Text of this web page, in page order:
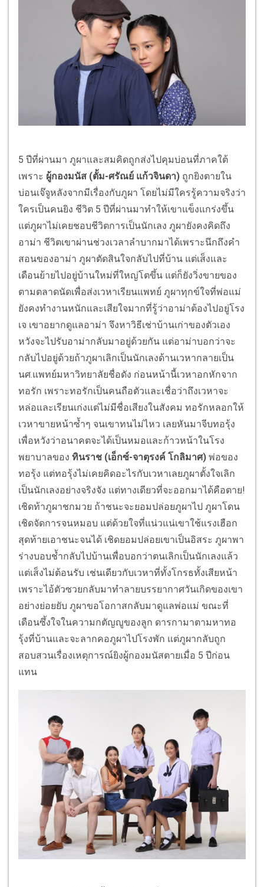
5 ปีที่ผ่านมา ภูผาและสมคิดถูกส่งไปคุมบ่อนที่ภาคใต้
เพราะ ผู้กองมนัส (ตั้ม-ศรัณย์ แก้วจินดา) ถูกยิงตายใน
บ่อนเจ๊จูหลังจากมีเรื่องกับภูผา โดยไม่มีใครรู้ความจริงว่า
ใครเป็นคนยิง ชีวิต 5 ปีที่ผ่านมาทำให้เขาแข็งแกร่งขึ้น
แต่ภูผาไม่เคยชอบชีวิตการเป็นนักเลง ภูผายังคงคิดถึง
อาม่า ชีวิตเขาผ่านช่วงเวลาลำบากมาได้เพราะนึกถึงคำ
สอนของอาม่า ภูผาตัดสินใจกลับไปที่บ้าน แต่เส็งและ
เดือนย้ายไปอยู่บ้านใหม่ที่ใหญ่โตขึ้น แต่ก็ยังวิ่งขายของ
ตามตลาดนัดเพื่อส่งเวหาเรียนแพทย์ ภูผาทุกข์ใจที่พ่อแม่
ยังคงทำงานหนักและเสียใจมากที่รู้ว่าอาม่าต้องไปอยู่โรง
เจ เขาอยากดูแลอาม่า จึงหาวิธีเช่าบ้านเก่าของตัวเอง
หวังจะไปรับอาม่ากลับมาอยู่ด้วยกัน แต่อาม่าบอกว่าจะ
กลับไปอยู่ด้วยถ้าภูผาเลิกเป็นนักเลงด้านเวหากลายเป็น
นศ.แพทย์มหาวิทยาลัยชื่อดัง ก่อนหน้านี้เวหาอกหักจาก
ทอรัก เพราะทอรักเป็นคนถือตัวและเชื่อว่าถึงเวหาจะ
หล่อและเรียนเก่งแต่ไม่มีชื่อเสียงในสังคม ทอรักหลอกให้
เวหาขายหน้าซ้ำๆ จนเขาทนไม่ไหว เลยหันมาจีบทอรุ้ง
เพื่อหวังว่าอนาคตจะได้เป็นหมอและก้าวหน้าในโรง
พยาบาลของ ทินราช (เอ็กซ์-จาตุรงค์ โกลิมาศ) พ่อของ
ทอรุ้ง แต่ทอรุ้งไม่เคยคิดอะไรกับเวหาเลยภูผาตั้งใจเลิก
เป็นนักเลงอย่างจริงจัง แต่ทางเดียวที่จะออกมาได้คือตาย!
เชิดท้าภูผาชกมวย ถ้าชนะจะยอมปล่อยภูผาไป ภูผาโดน
เชิดจัดการจนหมอบ แต่ด้วยใจที่แน่วแน่เขาใช้แรงเฮือก
สุดท้ายเอาชนะจนได้ เชิดยอมปล่อยเขาเป็นอิสระ ภูผาพา
ร่างบอบช้ำกลับไปบ้านเพื่อบอกว่าตนเลิกเป็นนักเลงแล้ว
แต่เส็งไม่ต้อนรับ เช่นเดียวกับเวหาที่ทั้งโกรธทั้งเสียหน้า
เพราะไอ้ตัวซวยกลับมาทำลายบรรยากาศวันเกิดของเขา
อย่างย่อยยับ ภูผาขอโอกาสกลับมาดูแลพ่อแม่ ขณะที่
เดือนซึ้งใจในความกตัญญูของลูก ดารกามาตามหาทอ
รุ้งที่บ้านและจะลากคอภูผาไปโรงพัก แต่ภูผากลับถูก
สอบสวนเรื่องเหตุการณ์ยิงผู้กองมนัสตายเมื่อ 5 ปีก่อน
แทน